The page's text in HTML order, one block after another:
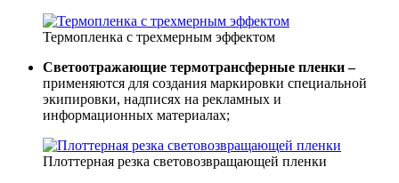
Термопленка с трехмерным эффектом
Светоотражающие термотрансферные пленки –
применяются для создания маркировки специальной
экипировки, надписях на рекламных и
информационных материалах;
Плоттерная резка световозвращающей пленки